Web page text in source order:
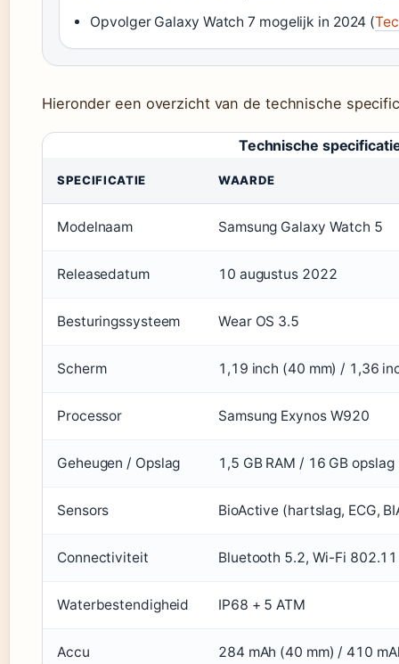
Opvolger Galaxy Watch 7 mogelijk in 2024 (
Hieronder een overzicht van de technische
Technische
SPECIFICATIE WAARDE
Modelnaam Samsung Galaxy Watch 5
Releasedatum 10 augustus 2022
Besturingssysteem Wear OS 3.5
Scherm 1,19 inch (40 mm) / 1,36
Processor Samsung Exynos W920
Geheugen / Opslag 1,5 GB RAM / 16 GB opslag
Sensors BioActive (hartslag, ECG,
Connectiviteit Bluetooth 5.2, Wi-Fi
Waterbestendigheid IP68 + 5 ATM
Accu 284 mAh (40 mm) / 410